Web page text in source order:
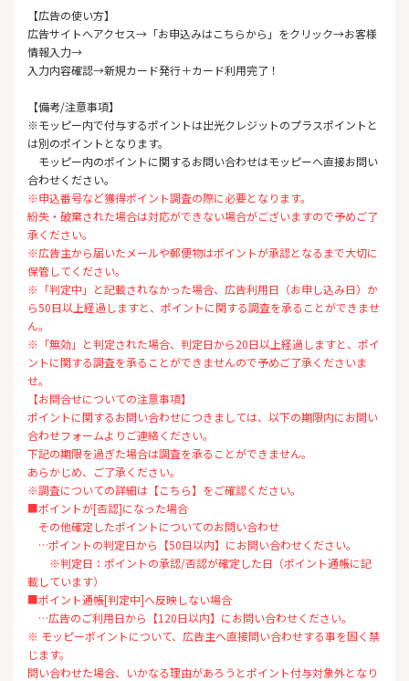
【広告の使い方】
広告サイトへアクセス→「お申込みはこちらから」をクリック→お客様
情報入力→
入力内容確認→新規カード発行＋カード利用完了！
【備考/注意事項】
※モッピー内で付与するポイントは出光クレジットのプラスポイントと
は別のポイントとなります。
モッピー内のポイントに関するお問い合わせはモッピーへ直接お問い
合わせください。
※申込番号など獲得ポイント調査の際に必要となります。
紛失・破棄された場合は対応ができない場合がございますので予めご了
承ください。
※広告主から届いたメールや郵便物はポイントが承認となるまで大切に
保管してください。
※「判定中」と記載されなかった場合、広告利用日（お申し込み日）か
ら50日以上経過しますと、ポイントに関する調査を承ることができませ
ん。
※「無効」と判定された場合、判定日から20日以上経過しますと、ポイ
ントに関する調査を承ることができませんので予めご了承くださいま
せ。
【お問合せについての注意事項】
ポイントに関するお問い合わせにつきましては、以下の期限内にお問い
合わせフォームよりご連絡ください。
下記の期限を過ぎた場合は調査を承ることができません。
あらかじめ、ご了承ください。
※調査についての詳細は【こちら】をご確認ください。
■ポイントが[否認]になった場合
その他確定したポイントについてのお問い合わせ
…ポイントの判定日から【50日以内】にお問い合わせください。
※判定日：ポイントの承認/否認が確定した日（ポイント通帳に記
載しています）
■ポイント通帳[判定中]へ反映しない場合
…広告のご利用日から【120日以内】にお問い合わせください。
※ モッピーポイントについて、広告主へ直接問い合わせする事を固く禁
じます。
問い合わせた場合、いかなる理由があろうとポイント付与対象外となり